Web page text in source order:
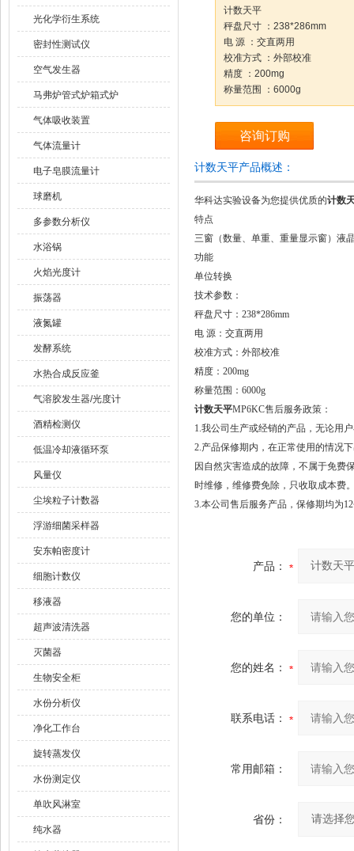
光化学衍生系统
密封性测试仪
空气发生器
马弗炉管式炉箱式炉
气体吸收装置
气体流量计
电子皂膜流量计
球磨机
多参数分析仪
水浴锅
火焰光度计
振荡器
液氮罐
发酵系统
水热合成反应釜
气溶胶发生器/光度计
酒精检测仪
低温冷却液循环泵
风量仪
尘埃粒子计数器
浮游细菌采样器
安东帕密度计
细胞计数仪
移液器
超声波清洗器
灭菌器
生物安全柜
水份分析仪
净化工作台
旋转蒸发仪
水份测定仪
单吹风淋室
纯水器
计数天平
秤盘尺寸 ：238*286mm
电 源 ：交直两用
校准方式 ：外部校准
精度 ：200mg
称量范围 ：6000g
咨询订购
计数天平产品概述：
华科达实验设备为您提供优质的计数
特点
三窗（数量、单重、重量显示窗）
功能
单位转换
技术参数：
秤盘尺寸：238*286mm
电 源：交直两用
校准方式：外部校准
精度：200mg
称量范围：6000g
计数天平MP6KC售后服务政策：
1.我公司生产或经销的产品，无论用
2.产品保修期内，在正常使用的情况
因自然灾害造成的故障，不属于免费
时维修，维修费免除，只收取成本费
3.本公司售后服务产品，保修期均为
产品：
您的单位：
您的姓名：
联系电话：
常用邮箱：
省份：